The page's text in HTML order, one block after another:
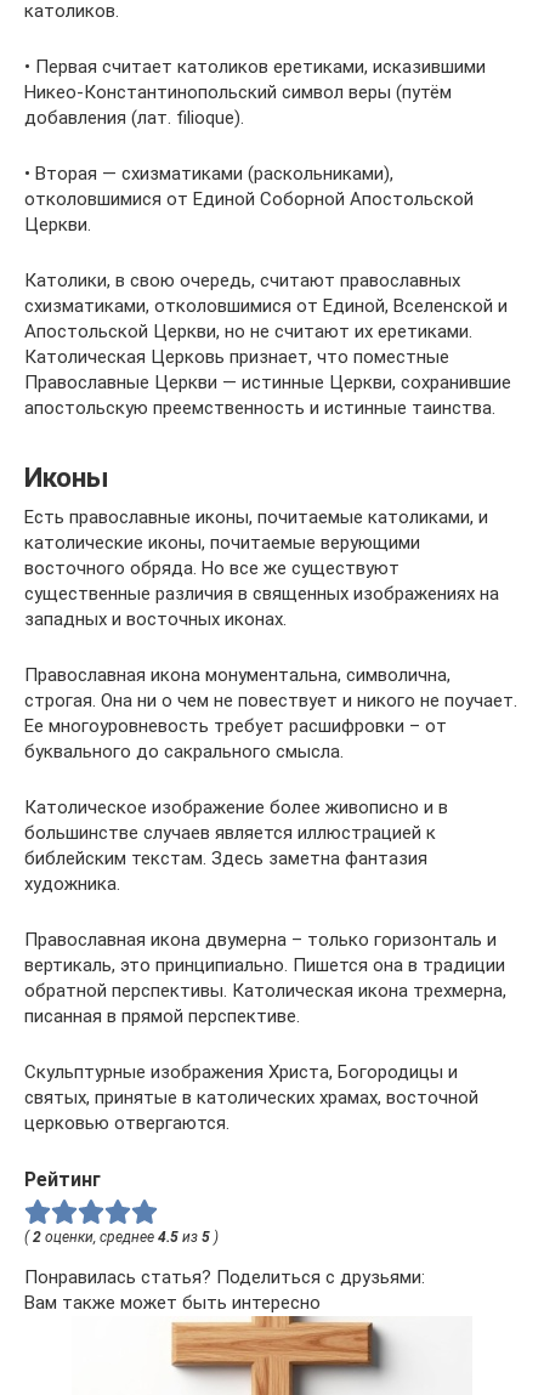
католиков.
• Первая считает католиков еретиками, исказившими
Никео-Константинопольский символ веры (путём
добавления (лат. filioque).
• Вторая — схизматиками (раскольниками),
отколовшимися от Единой Соборной Апостольской
Церкви.
Католики, в свою очередь, считают православных
схизматиками, отколовшимися от Единой, Вселенской и
Апостольской Церкви, но не считают их еретиками.
Католическая Церковь признает, что поместные
Православные Церкви — истинные Церкви, сохранившие
апостольскую преемственность и истинные таинства.
Иконы
Есть православные иконы, почитаемые католиками, и
католические иконы, почитаемые верующими
восточного обряда. Но все же существуют
существенные различия в священных изображениях на
западных и восточных иконах.
Православная икона монументальна, символична,
строгая. Она ни о чем не повествует и никого не поучает.
Ее многоуровневость требует расшифровки – от
буквального до сакрального смысла.
Католическое изображение более живописно и в
большинстве случаев является иллюстрацией к
библейским текстам. Здесь заметна фантазия
художника.
Православная икона двумерна – только горизонталь и
вертикаль, это принципиально. Пишется она в традиции
обратной перспективы. Католическая икона трехмерна,
писанная в прямой перспективе.
Скульптурные изображения Христа, Богородицы и
святых, принятые в католических храмах, восточной
церковью отвергаются.
Рейтинг
( 2 оценки, среднее 4.5 из 5 )
Понравилась статья? Поделиться с друзьями:
Вам также может быть интересно